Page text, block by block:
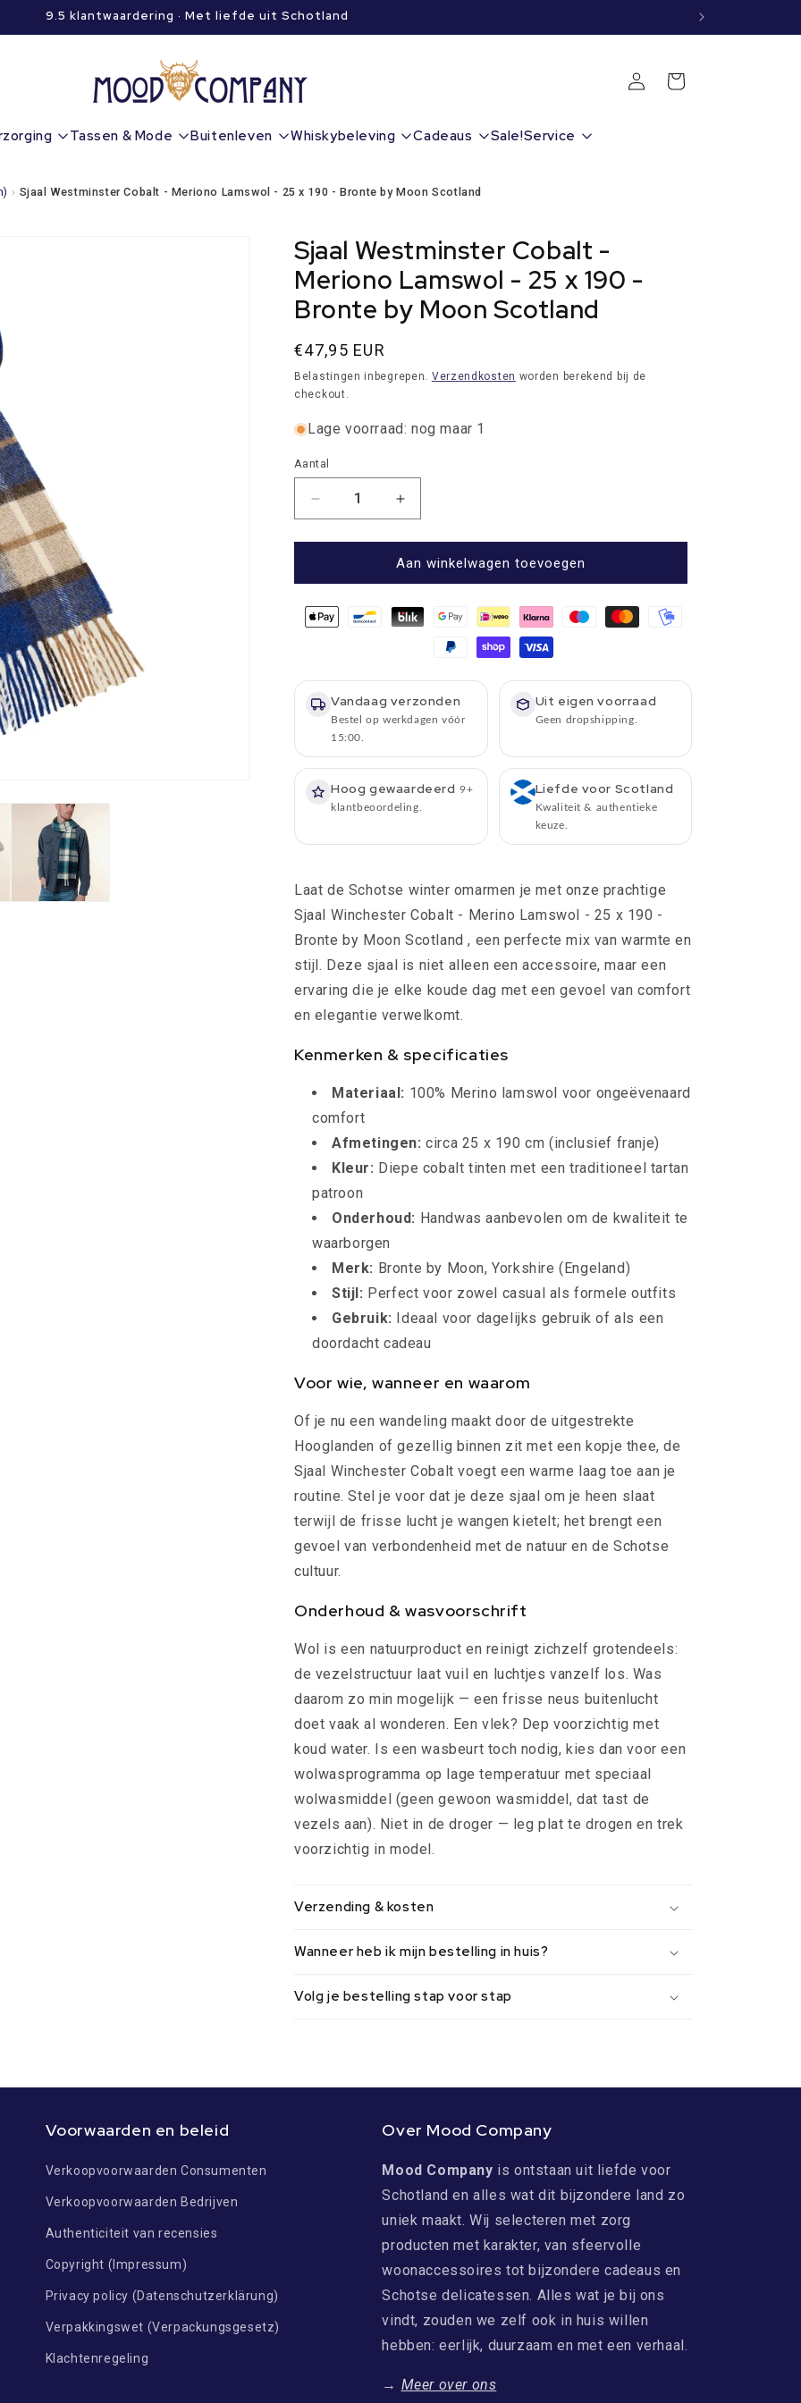
9.5 klantwaardering · Met liefde uit Schotland
Tassen & Mode Buitenleven Whiskybeleving Cadeaus Sale!Service
InloggenWinkelwagen
› Sjaal Westminster Cobalt - Meriono Lamswol - 25 x 190 - Bronte by Moon Scotland
Sjaal Westminster Cobalt -
Meriono Lamswol - 25 x 190 -
Bronte by Moon Scotland
Normale
prijs
€47,95 EUR
Belastingen inbegrepen. Verzendkosten worden berekend bij de
checkout.
Lage voorraad: nog maar 1
Aantal
Aantal
Aantal
verlagen
voor
Westminster
-
25
x
190
Bronte
by
Moon
Aantal
verhogen
voor
Sjaal
Westminster
-
Meriono
Lamswol
x
Bronte
by
Moon
Aan winkelwagen toevoegen
Vandaag verzonden
Bestel op werkdagen vóór
15:00.
Uit eigen voorraad
Geen dropshipping.
Hoog gewaardeerd 9+
klantbeoordeling.
Liefde voor Scotland
Kwaliteit & authentieke
keuze.
Laat de Schotse winter omarmen je met onze prachtige
Sjaal Winchester Cobalt - Merino Lamswol - 25 x 190 -
Bronte by Moon Scotland , een perfecte mix van warmte en
stijl. Deze sjaal is niet alleen een accessoire, maar een
ervaring die je elke koude dag met een gevoel van comfort
en elegantie verwelkomt.
Kenmerken & specificaties
Materiaal: 100% Merino lamswol voor ongeëvenaard
comfort
Afmetingen: circa 25 x 190 cm (inclusief franje)
Kleur: Diepe cobalt tinten met een traditioneel tartan
patroon
Onderhoud: Handwas aanbevolen om de kwaliteit te
waarborgen
Merk: Bronte by Moon, Yorkshire (Engeland)
Stijl: Perfect voor zowel casual als formele outfits
Gebruik: Ideaal voor dagelijks gebruik of als een
doordacht cadeau
Voor wie, wanneer en waarom
Of je nu een wandeling maakt door de uitgestrekte
Hooglanden of gezellig binnen zit met een kopje thee, de
Sjaal Winchester Cobalt voegt een warme laag toe aan je
routine. Stel je voor dat je deze sjaal om je heen slaat
terwijl de frisse lucht je wangen kietelt; het brengt een
gevoel van verbondenheid met de natuur en de Schotse
cultuur.
Onderhoud & wasvoorschrift
Wol is een natuurproduct en reinigt zichzelf grotendeels:
de vezelstructuur laat vuil en luchtjes vanzelf los. Was
daarom zo min mogelijk — een frisse neus buitenlucht
doet vaak al wonderen. Een vlek? Dep voorzichtig met
koud water. Is een wasbeurt toch nodig, kies dan voor een
wolwasprogramma op lage temperatuur met speciaal
wolwasmiddel (geen gewoon wasmiddel, dat tast de
vezels aan). Niet in de droger — leg plat te drogen en trek
voorzichtig in model.
Verzending & kosten
Wanneer heb ik mijn bestelling in huis?
Volg je bestelling stap voor stap
Voorwaarden en beleid
Verkoopvoorwaarden Consumenten
Verkoopvoorwaarden Bedrijven
Authenticiteit van recensies
Copyright (Impressum)
Privacy policy (Datenschutzerklärung)
Verpakkingswet (Verpackungsgesetz)
Klachtenregeling
Over Mood Company
Mood Company is ontstaan uit liefde voor
Schotland en alles wat dit bijzondere land zo
uniek maakt. Wij selecteren met zorg
producten met karakter, van sfeervolle
woonaccessoires tot bijzondere cadeaus en
Schotse delicatessen. Alles wat je bij ons
vindt, zouden we zelf ook in huis willen
hebben: eerlijk, duurzaam en met een verhaal.
→ Meer over ons